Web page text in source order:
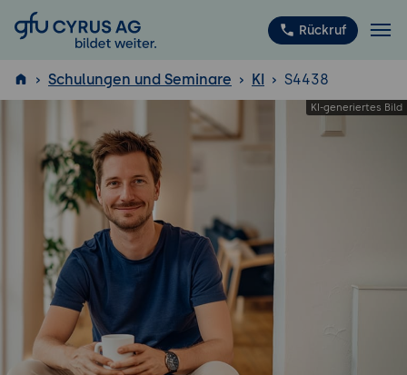
GFU Cyrus AG Rückruf
ISTQB
Schulungen und Seminare KI S4438